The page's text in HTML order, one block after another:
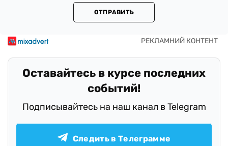
ОТПРАВИТЬ
Оставайтесь в курсе последних
событий!
Подписывайтесь на наш канал в Telegram
Следить в Телеграмме